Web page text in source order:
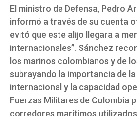
El ministro de Defensa, Pedro
informó a través de su cuenta
evitó que este alijo llegara a
internacionales”. Sánchez
los marinos colombianos y de
subrayando la importancia de
internacional y la capacidad
Fuerzas Militares de Colombia
corredores marítimos